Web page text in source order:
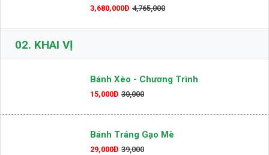
3,680,000Đ 4,765,000
02. KHAI VỊ
Bánh Xèo - Chương Trình
15,000Đ 30,000
Bánh Tráng Gạo Mè
29,000Đ 39,000